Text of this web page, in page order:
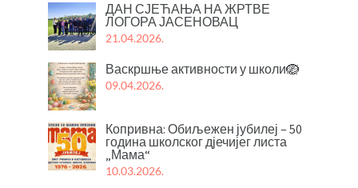
ДАН СЈЕЋАЊА НА ЖРТВЕ
ЛОГОРА ЈАСЕНОВАЦ
21.04.2026.
Васкршње активности у школи🪺
09.04.2026.
Копривна: Обиљежен јубилеј – 50
година школског дјечијег листа
„Мама“
10.03.2026.